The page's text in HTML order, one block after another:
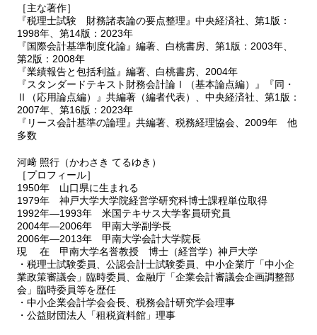
固定資産の減損《理論編》
固定資産の減損《計算編》
問題Ⅱ-６ 研究開発費とソフトウェア
研究開発費とソフトウェア《理論編》
研究開発費とソフトウェア《計算編》
問題Ⅱ-７ 退職給付
退職給付《理論編》
退職給付《計算編》
問題Ⅱ-８ ストック・オプション
ストック・オプション《理論編》
ストック・オプション《計算編》
問題Ⅱ-９ 新株予約権および新株予約権付社債
新株予約権および新株予約権付社債《理論編》
新株予約権および新株予約権付社債《計算編》
問題Ⅱ-10 税効果会計
税効果会計《理論編》
税効果会計《計算編》
問題Ⅱ-11 企業結合
企業結合《理論編》
企業結合《計算編》
問題Ⅱ-12 事業分離
事業分離《理論編》
［主な著作］
『税理士試験 財務諸表論の要点整理』中央経済社、第1版：
1998年、第14版：2023年
『国際会計基準制度化論』編著、白桃書房、第1版：2003年、
第2版：2008年
『業績報告と包括利益』編著、白桃書房、2004年
『スタンダードテキスト財務会計論Ⅰ（基本論点編）』『同・
Ⅱ（応用論点編）』共編著（編者代表）、中央経済社、第1版：
2007年、第16版：2023年
『リース会計基準の論理』共編著、税務経理協会、2009年 他
多数
河﨑 照行（かわさき てるゆき）
［プロフィール］
1950年 山口県に生まれる
1979年 神戸大学大学院経営学研究科博士課程単位取得
1992年―1993年 米国テキサス大学客員研究員
2004年―2006年 甲南大学副学長
2006年―2013年 甲南大学会計大学院長
現 在 甲南大学名誉教授 博士（経営学）神戸大学
・税理士試験委員、公認会計士試験委員、中小企業庁「中小企
業政策審議会」臨時委員、金融庁「企業会計審議会企画調整部
会」臨時委員等を歴任
・中小企業会計学会会長、税務会計研究学会理事
・公益財団法人「租税資料館」理事